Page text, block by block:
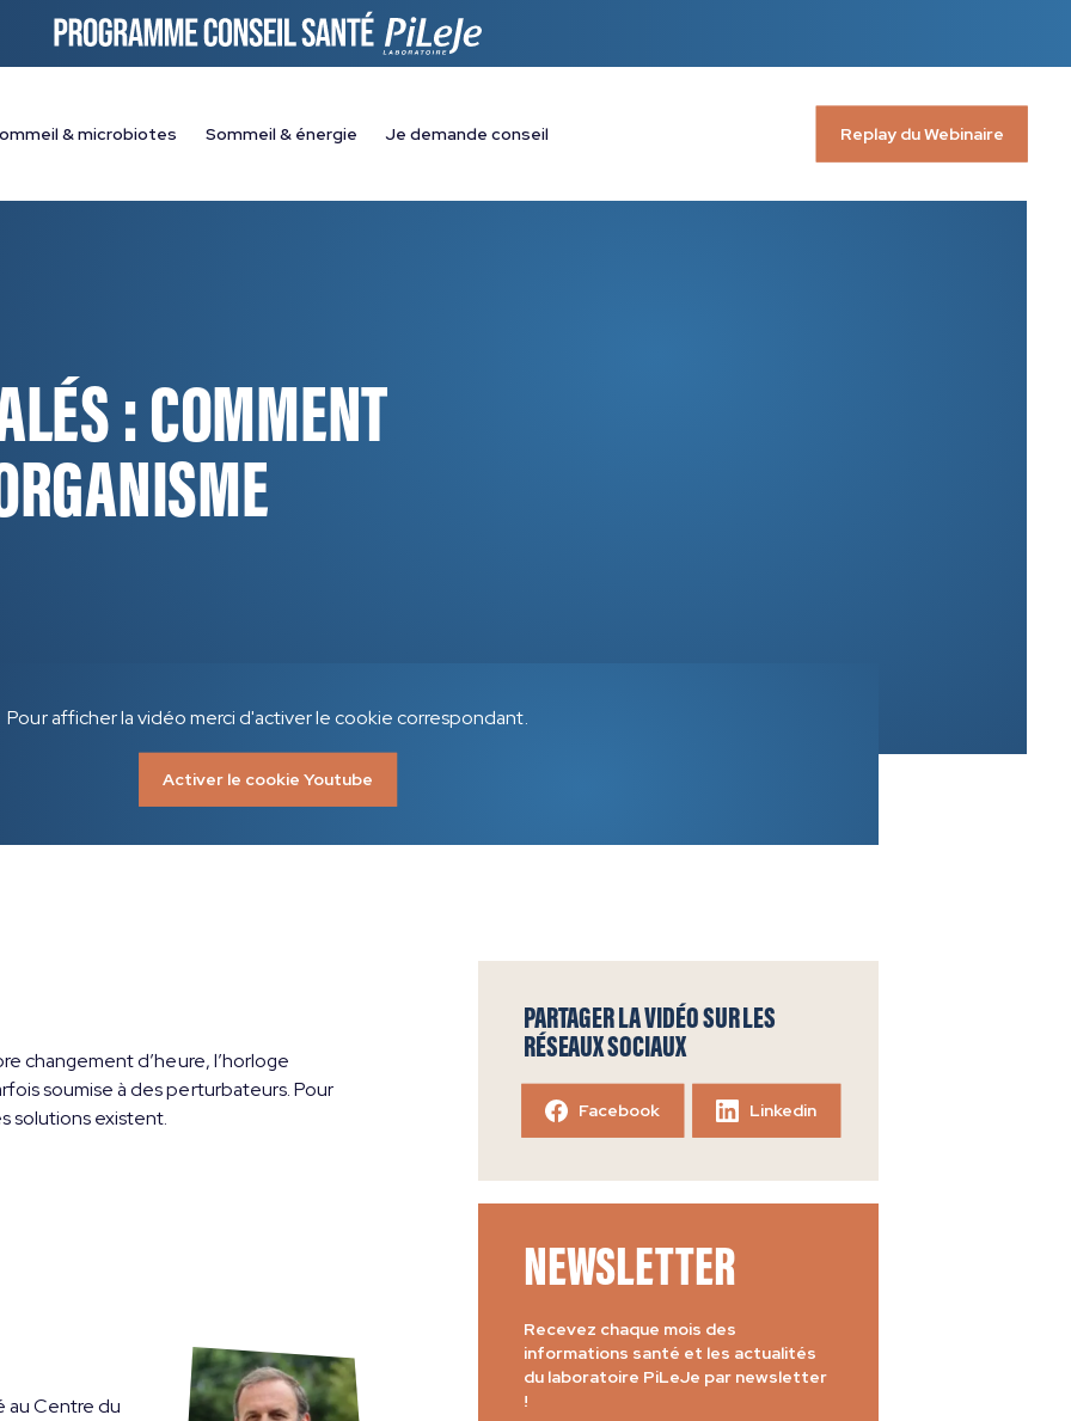
& microbiotes Sommeil & énergie Je demande conseil Replay du Webinaire
: COMMENT
Pour afficher la vidéo merci d'activer le cookie correspondant.
Activer le cookie Youtube
changement d’heure, l’horloge
soumise à des perturbateurs. Pour
solutions existent.
au Centre du
PARTAGER LA VIDÉO SUR LES
RÉSEAUX SOCIAUX
Facebook Linkedin
NEWSLETTER
Recevez chaque mois des
informations santé et les actualités
du laboratoire PiLeJe par newsletter
!